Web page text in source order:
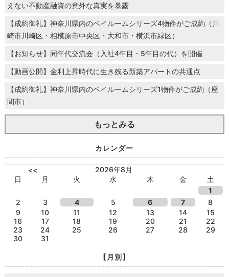
えない不動産融資の意外な真実を暴露
【成約御礼】神奈川県内のベイルームシリーズ4物件がご成約（川
崎市川崎区・相模原市中央区・大和市・横浜市緑区）
【お知らせ】同年代交流会（入社4年目・5年目の代）を開催
【動画公開】金利上昇時代に生き残る新築アパートの共通点
【成約御礼】神奈川県内のベイルームシリーズ1物件がご成約（座
間市）
もっとみる
カレンダー
<<
2026年8月
日
月 火 水 木 金
土
1
2
3 4 5 6 7
8
9
10 11 12 13 14
15
16
17 18 19 20 21
22
23
24 25 26 27 28
29
30
31
【月別】